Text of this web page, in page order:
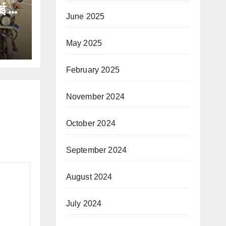
गई
June 2025
May 2025
February 2025
November 2024
October 2024
September 2024
August 2024
July 2024